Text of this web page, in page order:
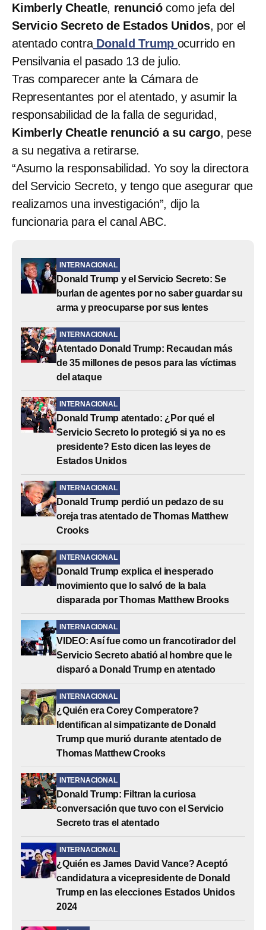
Kimberly Cheatle, renunció como jefa del
Servicio Secreto de Estados Unidos, por el
atentado contraDonald Trump ocurrido en
Pensilvania el pasado 13 de julio.
Tras comparecer ante la Cámara de
Representantes por el atentado, y asumir la
responsabilidad de la falla de seguridad,
Kimberly Cheatle renunció a su cargo, pese
a su negativa a retirarse.
“Asumo la responsabilidad. Yo soy la directora
del Servicio Secreto, y tengo que asegurar que
realizamos una investigación”, dijo la
funcionaria para el canal ABC.
INTERNACIONAL
Donald Trump y el Servicio Secreto: Se
burlan de agentes por no saber guardar su
arma y preocuparse por sus lentes
INTERNACIONAL
Atentado Donald Trump: Recaudan más
de 35 millones de pesos para las víctimas
del ataque
INTERNACIONAL
Donald Trump atentado: ¿Por qué el
Servicio Secreto lo protegió si ya no es
presidente? Esto dicen las leyes de
Estados Unidos
INTERNACIONAL
Donald Trump perdió un pedazo de su
oreja tras atentado de Thomas Matthew
Crooks
INTERNACIONAL
Donald Trump explica el inesperado
movimiento que lo salvó de la bala
disparada por Thomas Matthew Brooks
INTERNACIONAL
VIDEO: Así fue como un francotirador del
Servicio Secreto abatió al hombre que le
disparó a Donald Trump en atentado
INTERNACIONAL
¿Quién era Corey Comperatore?
Identifican al simpatizante de Donald
Trump que murió durante atentado de
Thomas Matthew Crooks
INTERNACIONAL
Donald Trump: Filtran la curiosa
conversación que tuvo con el Servicio
Secreto tras el atentado
INTERNACIONAL
¿Quién es James David Vance? Aceptó
candidatura a vicepresidente de Donald
Trump en las elecciones Estados Unidos
2024